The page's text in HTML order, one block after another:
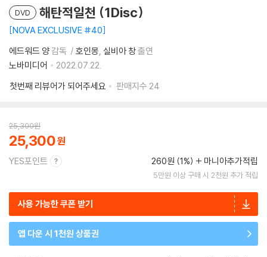
DVD 해탄적일천 (1Disc)
NOVA EXCLUSIVE #40
에드워드 양감독 호인몽 실비아 창출연
노바미디어
2022.07.22.
첫번째 리뷰어가 되어주세요
판매지수 24
25,300원
25,300
YES포인트 260원 (1%) 마니아추가적립
5만원 이상 구매 시 2천원 추가 적립
사용 가능한 쿠폰 받기
앱 다운 시 1천원 상품권